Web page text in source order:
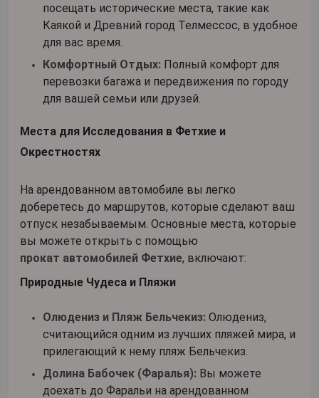
посещать исторические места, такие как
Каякой и Древний город Телмессос, в удобное
для вас время.
Комфортный Отдых: Полный комфорт для
перевозки багажа и передвижения по городу
для вашей семьи или друзей.
Места для Исследования в Фетхие и
Окрестностях
На арендованном автомобиле вы легко
доберетесь до маршрутов, которые сделают ваш
отпуск незабываемым. Основные места, которые
вы можете открыть с помощью
прокат автомобилей Фетхие, включают:
Природные Чудеса и Пляжи
Олюдениз и Пляж Бельчекиз: Олюдениз,
считающийся одним из лучших пляжей мира, и
прилегающий к нему пляж Бельчекиз.
Долина Бабочек (Фаралья): Вы можете
доехать до Фаральи на арендованном